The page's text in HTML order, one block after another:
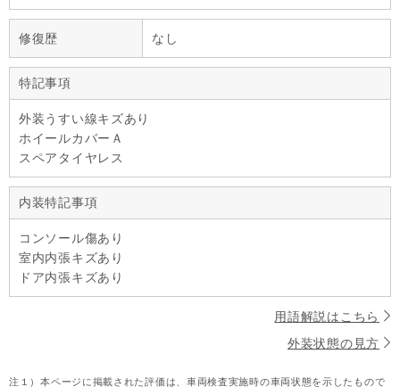
修復歴 なし
特記事項
外装うすい線キズあり
ホイールカバーＡ
スペアタイヤレス
内装特記事項
コンソール傷あり
室内内張キズあり
ドア内張キズあり
用語解説はこちら
外装状態の見方
注１）本ページに掲載された評価は、車両検査実施時の車両状態を示したもので